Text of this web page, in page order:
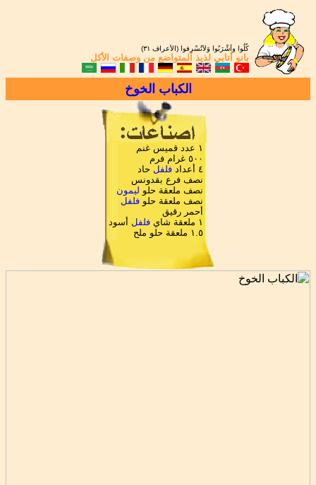
كُلُوا واَشْرَبُوا وَلاَتُسْرِفوا (الأعراف ٣١)
بانو أتابي لذيذ المتواضع من وصفات الأكل
الكباب الخوخ
١ عدد قميس غنم
٥٠٠ غرام فرم
٤ أعداد
فلفل حاد
نصف فرع بقدونس
نصف ملعقة حلو ليمون
نصف ملعقة حلو فلفل
أحمر رقيق
١ ملعقة شاي
فلفل أسود
١.٥ ملعقة حلو ملح